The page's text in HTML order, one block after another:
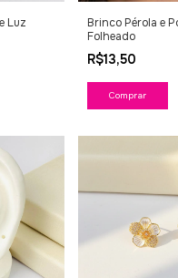
Luz
Brinco Pérola e
Folheado
R$13,50